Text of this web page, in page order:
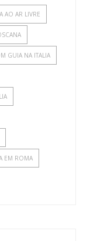
AO AR LIVRE
GUIA NA ITALIA
EM ROMA